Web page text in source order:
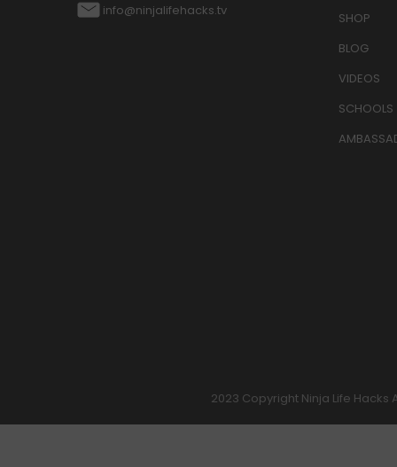
info@ninjalifehacks.tv
SHOP
BLOG
VIDEOS
SCHOOLS
2023 Copyright Ninja Life Hacks